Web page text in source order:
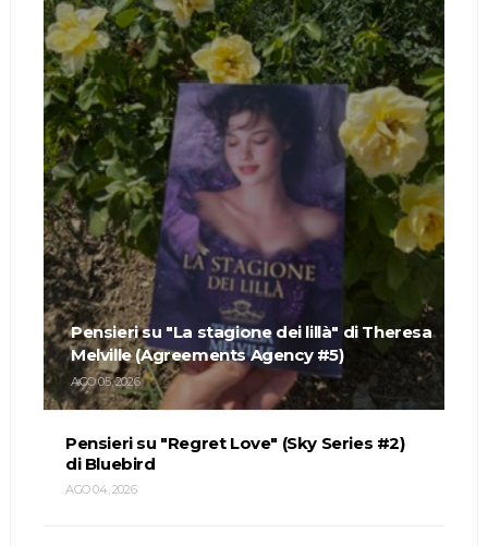
Pensieri su "La stagione dei lillà" di Theresa
Melville (Agreements Agency #5)
AGO 05, 2026
Pensieri su "Regret Love" (Sky Series #2)
di Bluebird
AGO 04, 2026